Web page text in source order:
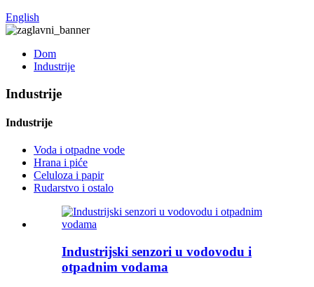
English
Dom
Industrije
Industrije
Industrije
Voda i otpadne vode
Hrana i piće
Celuloza i papir
Rudarstvo i ostalo
Industrijski senzori u vodovodu i
otpadnim vodama